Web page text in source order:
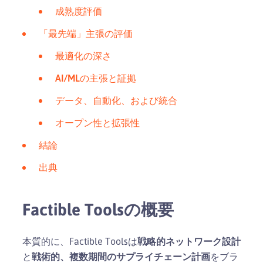
成熟度評価
「最先端」主張の評価
最適化の深さ
AI/MLの主張と証拠
データ、自動化、および統合
オープン性と拡張性
結論
出典
Factible Toolsの概要
本質的に、Factible Toolsは戦略的ネットワーク設計
と戦術的、複数期間のサプライチェーン計画をブラ